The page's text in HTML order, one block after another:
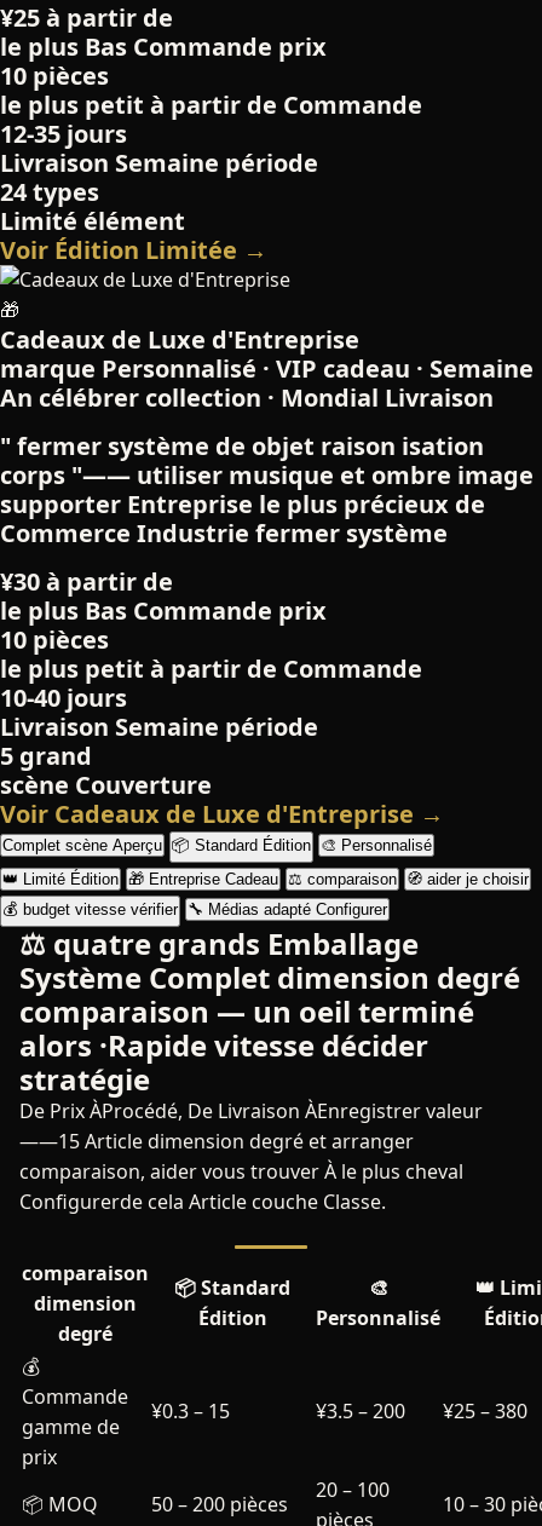
¥25 à partir de
le plus Bas Commande prix
10 pièces
le plus petit à partir de Commande
12-35 jours
Livraison Semaine période
24 types
Limité élément
Voir Édition Limitée →
🎁
Cadeaux de Luxe d'Entreprise
marque Personnalisé · VIP cadeau · Semaine
An célébrer collection · Mondial Livraison
" fermer système de objet raison isation
corps "—— utiliser musique et ombre image
supporter Entreprise le plus précieux de
Commerce Industrie fermer système
¥30 à partir de
le plus Bas Commande prix
10 pièces
le plus petit à partir de Commande
10-40 jours
Livraison Semaine période
5 grand
scène Couverture
Voir Cadeaux de Luxe d'Entreprise →
Complet scène Aperçu 📦 Standard Édition 🎨 Personnalisé
👑 Limité Édition 🎁 Entreprise Cadeau ⚖️ comparaison 🧭 aider je choisir
💰 budget vitesse vérifier 🔧 Médias adapté Configurer
⚖️ quatre grands Emballage
Système Complet dimension degré
comparaison — un oeil terminé
alors ·Rapide vitesse décider
stratégie
De Prix ÀProcédé, De Livraison ÀEnregistrer valeur
——15 Article dimension degré et arranger
comparaison, aider vous trouver À le plus cheval
Configurerde cela Article couche Classe.
comparaison
dimension
degré
📦 Standard
Édition
🎨
Personnalisé
👑
💰
Commande
gamme de
prix
¥0.3 – 15 ¥3.5 – 200 ¥25 – 380
📦 MOQ 50 – 200 pièces
20 – 100
pièces
10 – 30